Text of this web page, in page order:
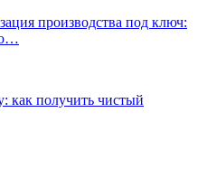
производства под ключ:
как получить чистый